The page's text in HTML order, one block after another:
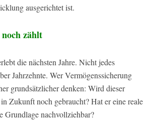
ausgerichtet ist.
zählt
die nächsten Jahre. Nicht jedes
Jahrzehnte. Wer Vermögenssicherung
grundsätzlicher denken: Wird dieser
Zukunft noch gebraucht? Hat er eine reale
Grundlage nachvollziehbar?